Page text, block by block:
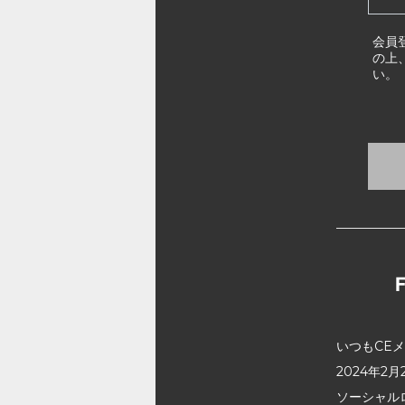
会員
の上
い。
いつもCE
2024年2月
ソーシャ